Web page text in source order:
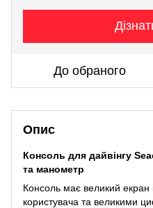
До обраного
Опис
Консоль для дайвінгу
та манометр
Консоль має великий екран
користувача та великими